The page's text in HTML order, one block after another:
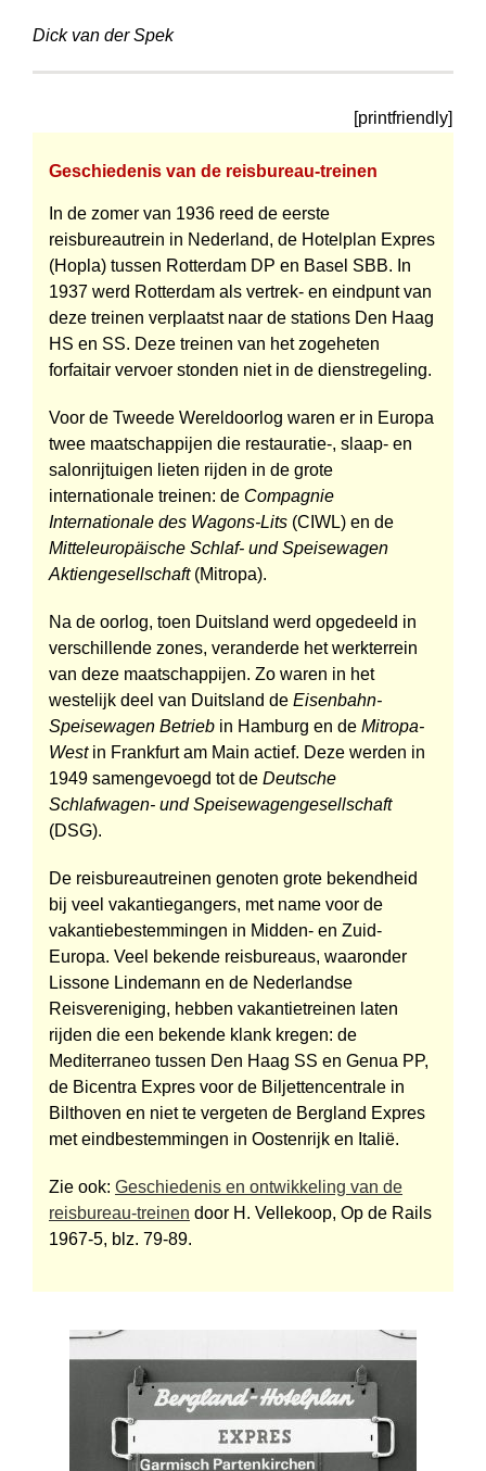
Dick van der Spek
[printfriendly]
Geschiedenis van de reisbureau-treinen
In de zomer van 1936 reed de eerste
reisbureautrein in Nederland, de Hotelplan Expres
(Hopla) tussen Rotterdam DP en Basel SBB. In
1937 werd Rotterdam als vertrek- en eindpunt van
deze treinen verplaatst naar de stations Den Haag
HS en SS. Deze treinen van het zogeheten
forfaitair vervoer stonden niet in de dienstregeling.
Voor de Tweede Wereldoorlog waren er in Europa
twee maatschappijen die restauratie-, slaap- en
salon­rijtuigen lieten rijden in de grote
internationale treinen: de Compagnie
Internationale des Wagons-Lits (CIWL) en de
Mittel­europäische Schlaf- und Speise­wagen
Aktien­gesellschaft(Mitropa).
Na de oorlog, toen Duitsland werd opgedeeld in
verschillende zones, veranderde het werkterrein
van deze maatschappijen. Zo waren in het
westelijk deel van Duitsland de Eisenbahn-
Speisewagen Betrieb in Hamburg en de Mitropa-
Westin Frankfurt am Main actief. Deze werden in
1949 samengevoegd tot de Deutsche
Schlafwagen- und Speisewagengesellschaft
(DSG).
De reisbureautreinen genoten grote bekendheid
bij veel vakantiegangers, met name voor de
vakantie­bestemmingen in Midden- en Zuid-
Europa. Veel bekende reisbureaus, waaronder
Lissone Lindemann en de Nederlandse
Reisvereniging, hebben vakantietreinen laten
rijden die een bekende klank kregen: de
Mediterraneo tussen Den Haag SS en Genua PP,
de Bicentra Expres voor de Biljettencentrale in
Bilthoven en niet te vergeten de Bergland Expres
met eindbestemmingen in Oostenrijk en Italië.
Zie ook: Geschiedenis en ontwikkeling van de
reisbureau-treinen door H. Vellekoop, Op de Rails
1967-5, blz. 79-89.